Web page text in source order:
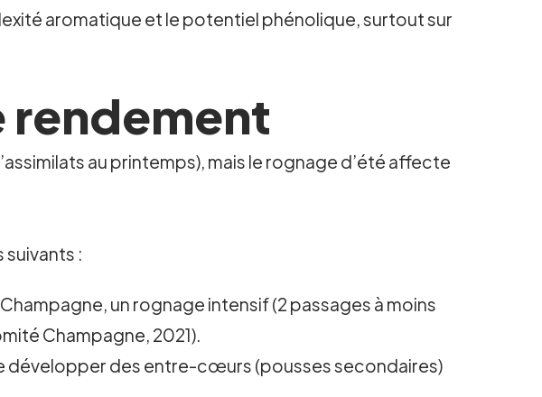
aromatique et le potentiel phénolique, surtout sur
rendement
au printemps), mais le rognage d’été affecte
:
un rognage intensif (2 passages à moins
Champagne, 2021).
développer des entre-cœurs (pousses secondaires)